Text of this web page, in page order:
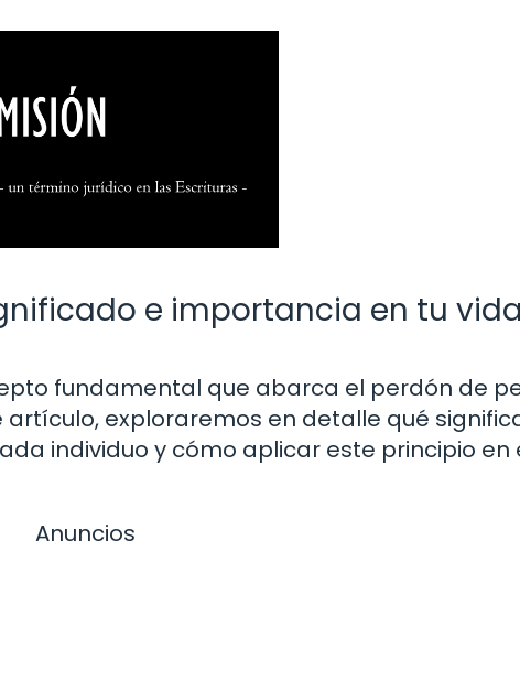
e importancia en tu
fundamental que abarca el perdón de
artículo, exploraremos en detalle qué
individuo y cómo aplicar este principio en
Anuncios